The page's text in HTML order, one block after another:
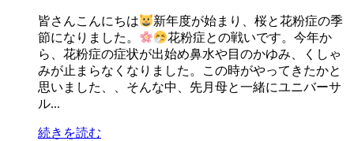
皆さんこんにちは
新年度が始まり、桜と花粉症の季
節になりました。
花粉症との戦いです。今年か
ら、花粉症の症状が出始め鼻水や目のかゆみ、くしゃ
みが止まらなくなりました。この時がやってきたかと
思いました、、そんな中、先月母と一緒にユニバーサ
ル...
続きを読む